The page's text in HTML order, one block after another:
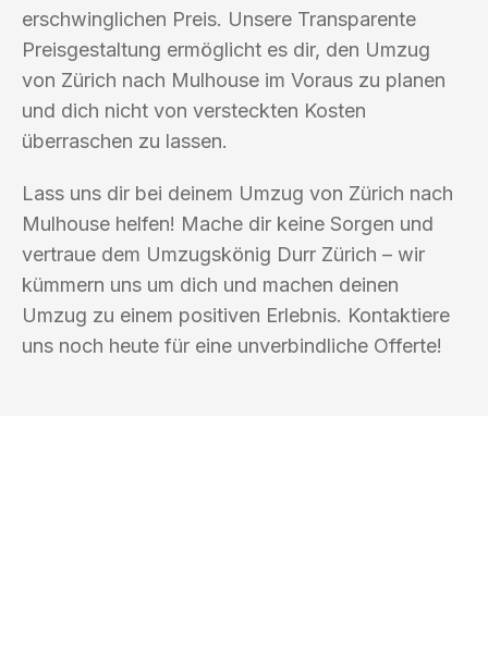
erschwinglichen Preis. Unsere Transparente
Preisgestaltung ermöglicht es dir, den Umzug
von Zürich nach Mulhouse im Voraus zu planen
und dich nicht von versteckten Kosten
überraschen zu lassen.
Lass uns dir bei deinem Umzug von Zürich nach
Mulhouse helfen! Mache dir keine Sorgen und
vertraue dem Umzugskönig Durr Zürich – wir
kümmern uns um dich und machen deinen
Umzug zu einem positiven Erlebnis. Kontaktiere
uns noch heute für eine unverbindliche Offerte!